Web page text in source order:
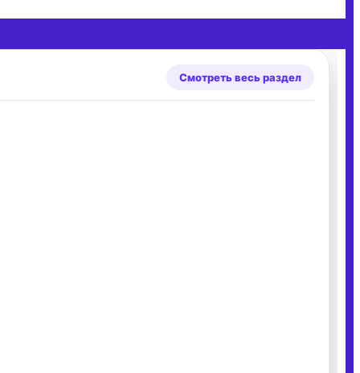
Смотреть весь раздел